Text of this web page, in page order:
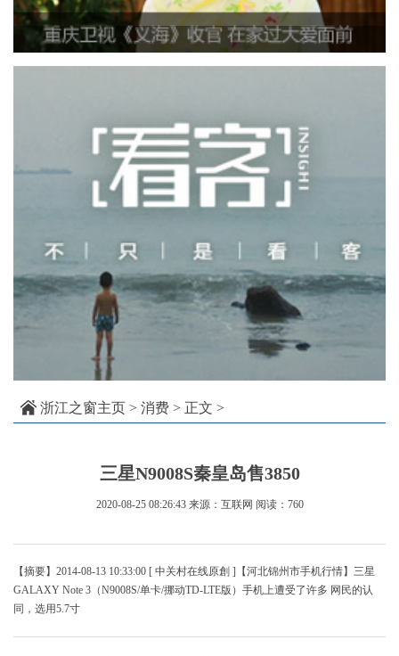
浙江之窗主页 > 消费 > 正文 >
三星N9008S秦皇岛售3850
2020-08-25 08:26:43 来源：互联网 阅读：760
【摘要】2014-08-13 10:33:00 [ 中关村在线原創 ]【河北锦州市手机行情】三星
GALAXY Note 3（N9008S/单卡/挪动TD-LTE版）手机上遭受了许多 网民的认
同，选用5.7寸